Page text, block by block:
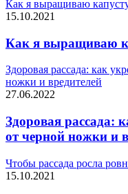
Как я выращиваю
15.10.2021
Как я выращиваю
Здоровая рассада: как
ножки и вредителей
27.06.2022
Здоровая рассада:
от черной ножки и
Чтобы рассада росла
15.10.2021